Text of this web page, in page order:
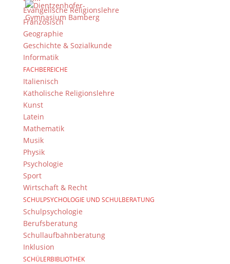
Evangelische Religionslehre
Französisch
Geographie
Geschichte & Sozialkunde
Informatik
FACHBEREICHE
Italienisch
Katholische Religionslehre
Kunst
Latein
Mathematik
Musik
Physik
Psychologie
Sport
Wirtschaft & Recht
SCHULPSYCHOLOGIE UND SCHULBERATUNG
Schulpsychologie
Berufsberatung
Schullaufbahnberatung
Inklusion
SCHÜLERBIBLIOTHEK
Newsarchiv
Newsarchiv
Das DG
Dientzenhofer-Gymnasium Bamberg
Feldkirchenstr. 20-22
96052 Bamberg
Tel.: +49 (0) 951 93 23 90
Fax.: +49 (0) 951 93 23 92 0
E-Mail:dg@stadt.bamberg.de
Kontakt & Ansprechpartner
Senden Sie uns Ihre Nachricht.